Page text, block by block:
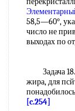
58,5—60°,
число не
выходах по
Задача
жира, для
[c.254]